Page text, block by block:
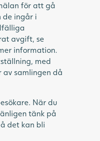
för att gå
de ingår i
avgift, se
information.
med
samlingen då
När du
tänk på
det kan bli